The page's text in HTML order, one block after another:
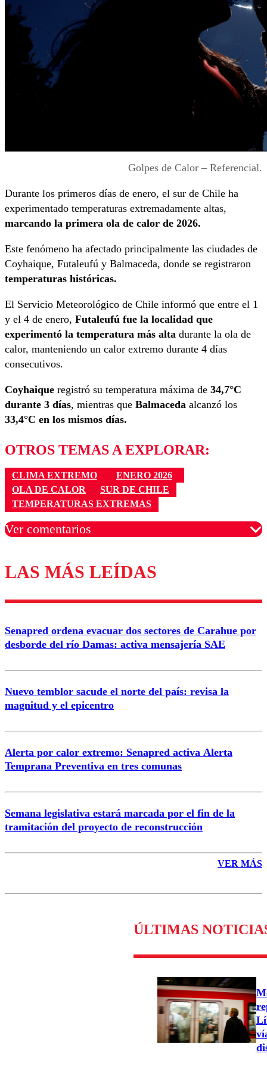
Golpes de Calor – Referencial.
Durante los primeros días de enero, el sur de Chile ha
experimentado temperaturas extremadamente altas,
marcando la primera ola de calor de 2026.
Este fenómeno ha afectado principalmente las ciudades de
Coyhaique, Futaleufú y Balmaceda, donde se registraron
temperaturas históricas.
El Servicio Meteorológico de Chile informó que entre el 1
y el 4 de enero, Futaleufú fue la localidad que
experimentó la temperatura más alta durante la ola de
calor, manteniendo un calor extremo durante 4 días
consecutivos.
Coyhaique registró su temperatura máxima de 34,7°C
durante 3 días, mientras que Balmaceda alcanzó los
33,4°C en los mismos días.
OTROS TEMAS A EXPLORAR:
CLIMA EXTREMO
ENERO 2026
OLA DE CALOR
SUR DE CHILE
TEMPERATURAS EXTREMAS
Ver comentarios
Los comentarios son moderados para garantizar un
diálogo respetuoso.
Nombre
Correo
LAS MÁS LEÍDAS
Senapred ordena evacuar dos sectores de Carahue por
desborde del río Damas: activa mensajería SAE
Nuevo temblor sacude el norte del país: revisa la
magnitud y el epicentro
Alerta por calor extremo: Senapred activa Alerta
Temprana Preventiva en tres comunas
Semana legislativa estará marcada por el fin de la
tramitación del proyecto de reconstrucción
VER MÁS
ÚLTIMAS